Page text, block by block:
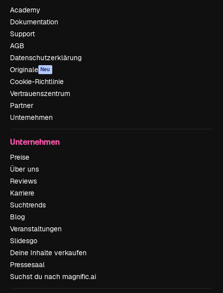
Academy
Dokumentation
Support
AGB
Datenschutzerklärung
Originale Neu
Cookie-Richtlinie
Vertrauenszentrum
Partner
Unternehmen
Unternehmen
Preise
Über uns
Reviews
Karriere
Suchtrends
Blog
Veranstaltungen
Slidesgo
Deine Inhalte verkaufen
Pressesaal
Suchst du nach magnific.ai